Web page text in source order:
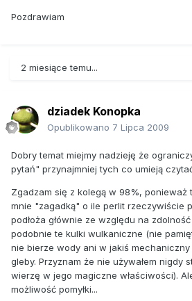
Pozdrawiam
2 miesiące temu...
dziadek Konopka
Opublikowano 7 Lipca 2009
Dobry temat miejmy nadzieję że
pytań" przynajmniej tych co umieją
Zgadzam się z kolegą w 98%, ponieważ
mnie "zagadką" o ile perlit rzeczywiście
podłoża głównie ze względu na
podobnie te kulki wulkaniczne (nie
nie bierze wody ani w jakiś
gleby. Przyznam że nie używałem nigdy
wierzę w jego magiczne właściwości).
możliwość pomyłki...